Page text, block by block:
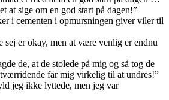
at sige om en god start på dagen!”
i cementen i opmursningen giver viler til
er okay, men at være venlig er endnu
de, at de stolede på mig og så tog de
får mig virkelig til at undres!”
jeg ikke lyttede, men jeg var